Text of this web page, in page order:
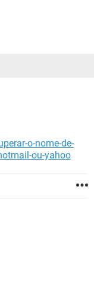
o-nome-de-
ou-yahoo